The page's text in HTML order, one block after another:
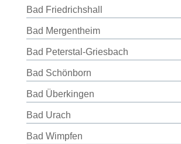
Bad Friedrichshall
Bad Mergentheim
Bad Peterstal-Griesbach
Bad Schönborn
Bad Überkingen
Bad Urach
Bad Wimpfen